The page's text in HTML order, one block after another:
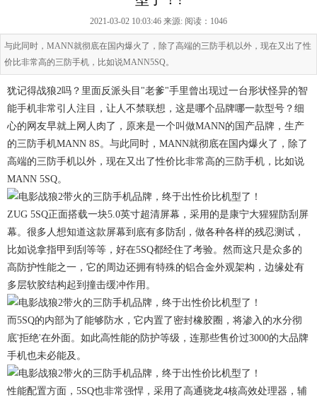
2021-03-02 10:03:46 来源: 阅读：1046
与此同时，MANN就彻底在国内爆火了，除了高端的三防手机以外，现在又出了性
价比非常高的三防手机，比如说MANN5SQ。
犹记得战狼2吗？里面反派头目"老爹"手里曾出现过一台形状怪异的智
能手机非常引人注目，让人不禁联想，这是哪个品牌哪一款型号？细
心的网友早就上网人肉了，原来是一个叫做MANN的国产品牌，生产
的三防手机MANN 8S。与此同时，MANN就彻底在国内爆火了，除了
高端的三防手机以外，现在又出了性价比非常高的三防手机，比如说
MANN 5SQ。
ZUG 5SQ正面搭载一块5.0英寸超清屏幕，采用的是康宁大猩猩防刮屏
幕。很多人想知道这款屏幕到底有多防刮，做各种各样的残忍测试，
比如说拿指甲到刮等等，好在5SQ都经住了考验。然而这只是众多的
高防护性能之一，它的周边还拥有特殊的铝合金外观架构，边缘处有
多层软胶结构起到撞击缓冲作用。
而5SQ的内部为了能够防水，它内置了密封橡胶圈，将渗入的水分彻
底'拒绝'在外面。如此高性能的防护等级，连那些售价过3000的大品牌
手机也未必能及。
性能配置方面，5SQ也非常强悍，采用了高通骁龙4核高效处理器，辅